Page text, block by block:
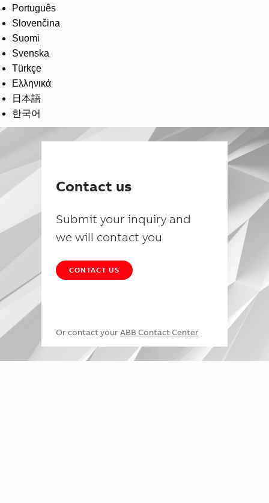
Português
Slovenčina
Suomi
Svenska
Türkçe
Ελληνικά
日本語
한국어
Contact us
Submit your inquiry and
we will contact you
CONTACT US
Or contact your ABB Contact Center